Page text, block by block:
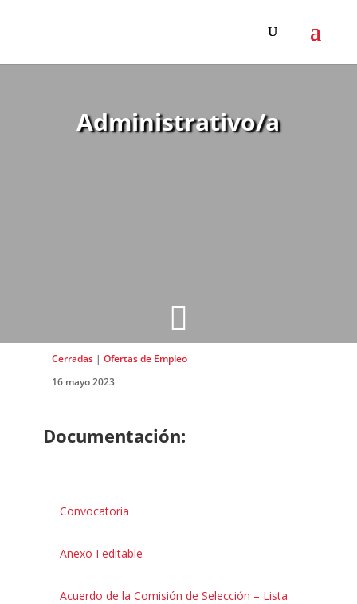

Administrativo/a
Cerradas| Ofertas de Empleo
16 mayo 2023
Documentación:
Convocatoria
Anexo I editable
Acuerdo de la Comisión de Selección – Lista